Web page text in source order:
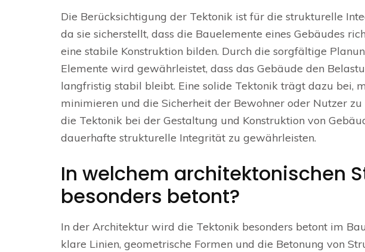
Die Berücksichtigung der Tektonik ist für die strukturelle
da sie sicherstellt, dass die Bauelemente eines Gebäudes
eine stabile Konstruktion bilden. Durch die sorgfältige
Elemente wird gewährleistet, dass das Gebäude den
langfristig stabil bleibt. Eine solide Tektonik trägt dazu bei,
minimieren und die Sicherheit der Bewohner oder Nutzer
die Tektonik bei der Gestaltung und Konstruktion von
dauerhafte strukturelle Integrität zu gewährleisten.
In welchem architektonischen
besonders betont?
In der Architektur wird die Tektonik besonders betont im
klare Linien, geometrische Formen und die Betonung von